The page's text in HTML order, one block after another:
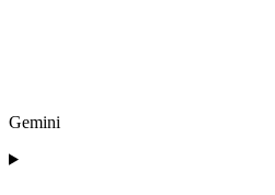
Gemini